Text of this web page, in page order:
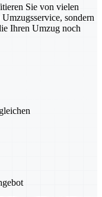
Sie von vielen
sondern
Ihren Umzug noch